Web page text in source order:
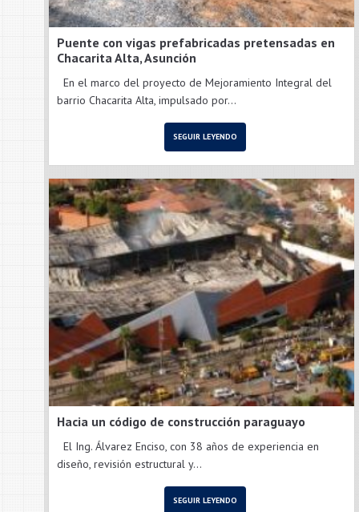
Puente con vigas prefabricadas pretensadas en
Chacarita Alta, Asunción
En el marco del proyecto de Mejoramiento Integral del
barrio Chacarita Alta, impulsado por...
SEGUIR LEYENDO
Hacia un código de construcción paraguayo
El Ing. Álvarez Enciso, con 38 años de experiencia en
diseño, revisión estructural y...
SEGUIR LEYENDO